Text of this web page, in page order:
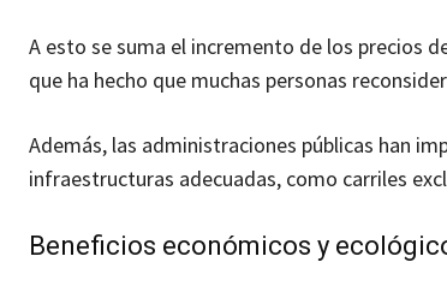
A esto se suma el incremento de los precios
que ha hecho que muchas personas
Además, las administraciones públicas han
infraestructuras adecuadas, como carriles
Beneficios económicos y